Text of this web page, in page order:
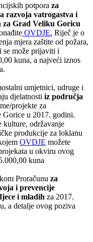
potpora za
razvoja vatrogastva i
za Grad Veliku Goricu
OVDJE. Riječ je o
mjera zaštite od požara,
se može prijaviti i
kuna, a najveći iznos
umjetnici, udruge i
djelatnosti iz područja
projekte za
Gorice u 2017. godini.
kulture, održavanje
produkcije za loklanu
OVDJE možete
u okviru ovog
kuna
Proračunu za
i prevencije
i mladih za 2017.
a detalje ovog poziva